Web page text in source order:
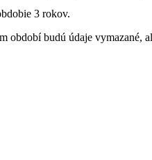
3 rokov.
období budú údaje vymazané,